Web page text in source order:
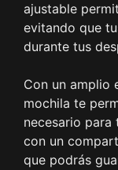
ajustable
evitando que
durante tus
Con un amplio
mochila te
necesario
con un
que podrás